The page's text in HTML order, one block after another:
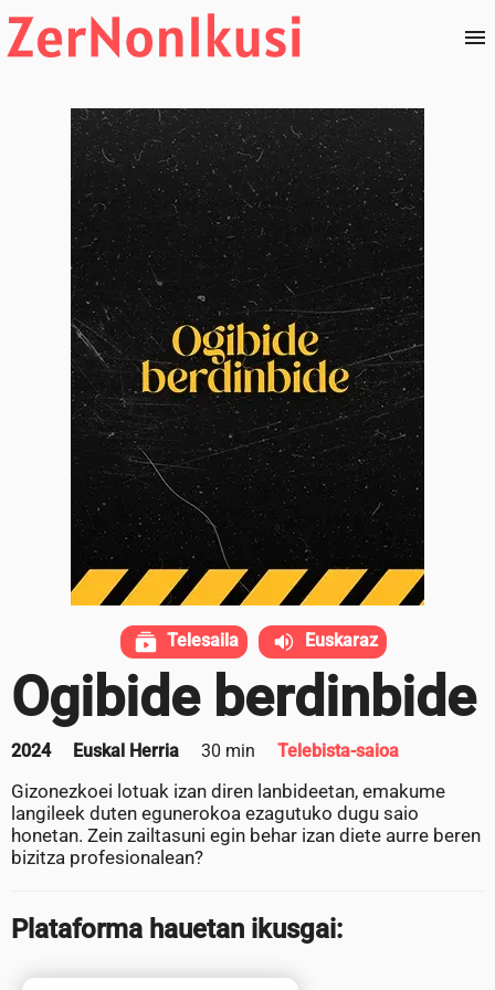
Ogibide berdinbide
2024 Euskal Herria 30 min Telebista-saioa
Gizonezkoei lotuak izan diren lanbideetan, emakume
langileek duten egunerokoa ezagutuko dugu saio
honetan. Zein zailtasuni egin behar izan diete aurre beren
bizitza profesionalean?
Plataforma hauetan ikusgai:
Telesaila Euskaraz